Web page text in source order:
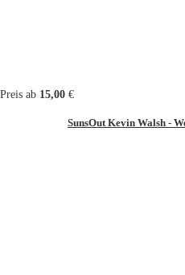
Preis ab 15,00 €
SunsOut Kevin Walsh -